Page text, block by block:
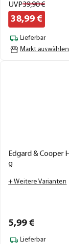
UVP39,90€
38,99 €
Lieferbar
Markt auswählen
Edgard & Cooper
g
+ Weitere Varianten
5,99 €
Lieferbar